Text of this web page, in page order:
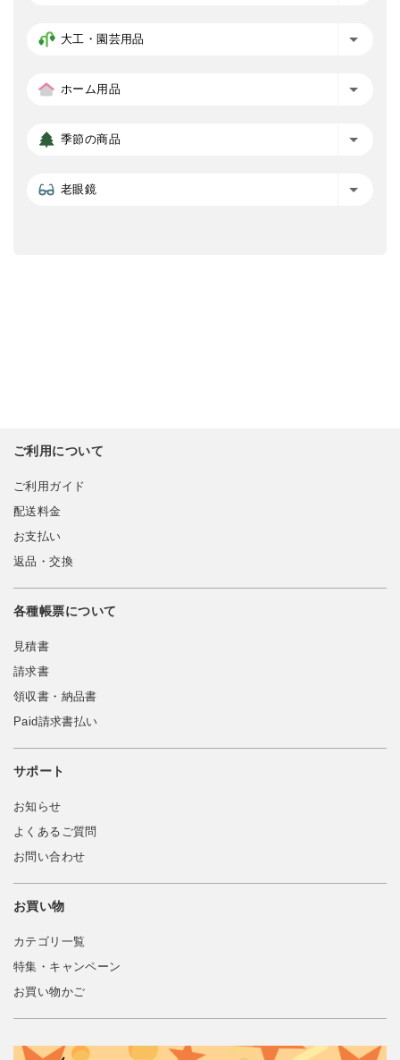
大工・園芸用品
ホーム用品
季節の商品
老眼鏡
ご利用について
ご利用ガイド
配送料金
お支払い
返品・交換
各種帳票について
見積書
請求書
領収書・納品書
Paid請求書払い
サポート
お知らせ
よくあるご質問
お問い合わせ
お買い物
カテゴリ一覧
特集・キャンペーン
お買い物かご